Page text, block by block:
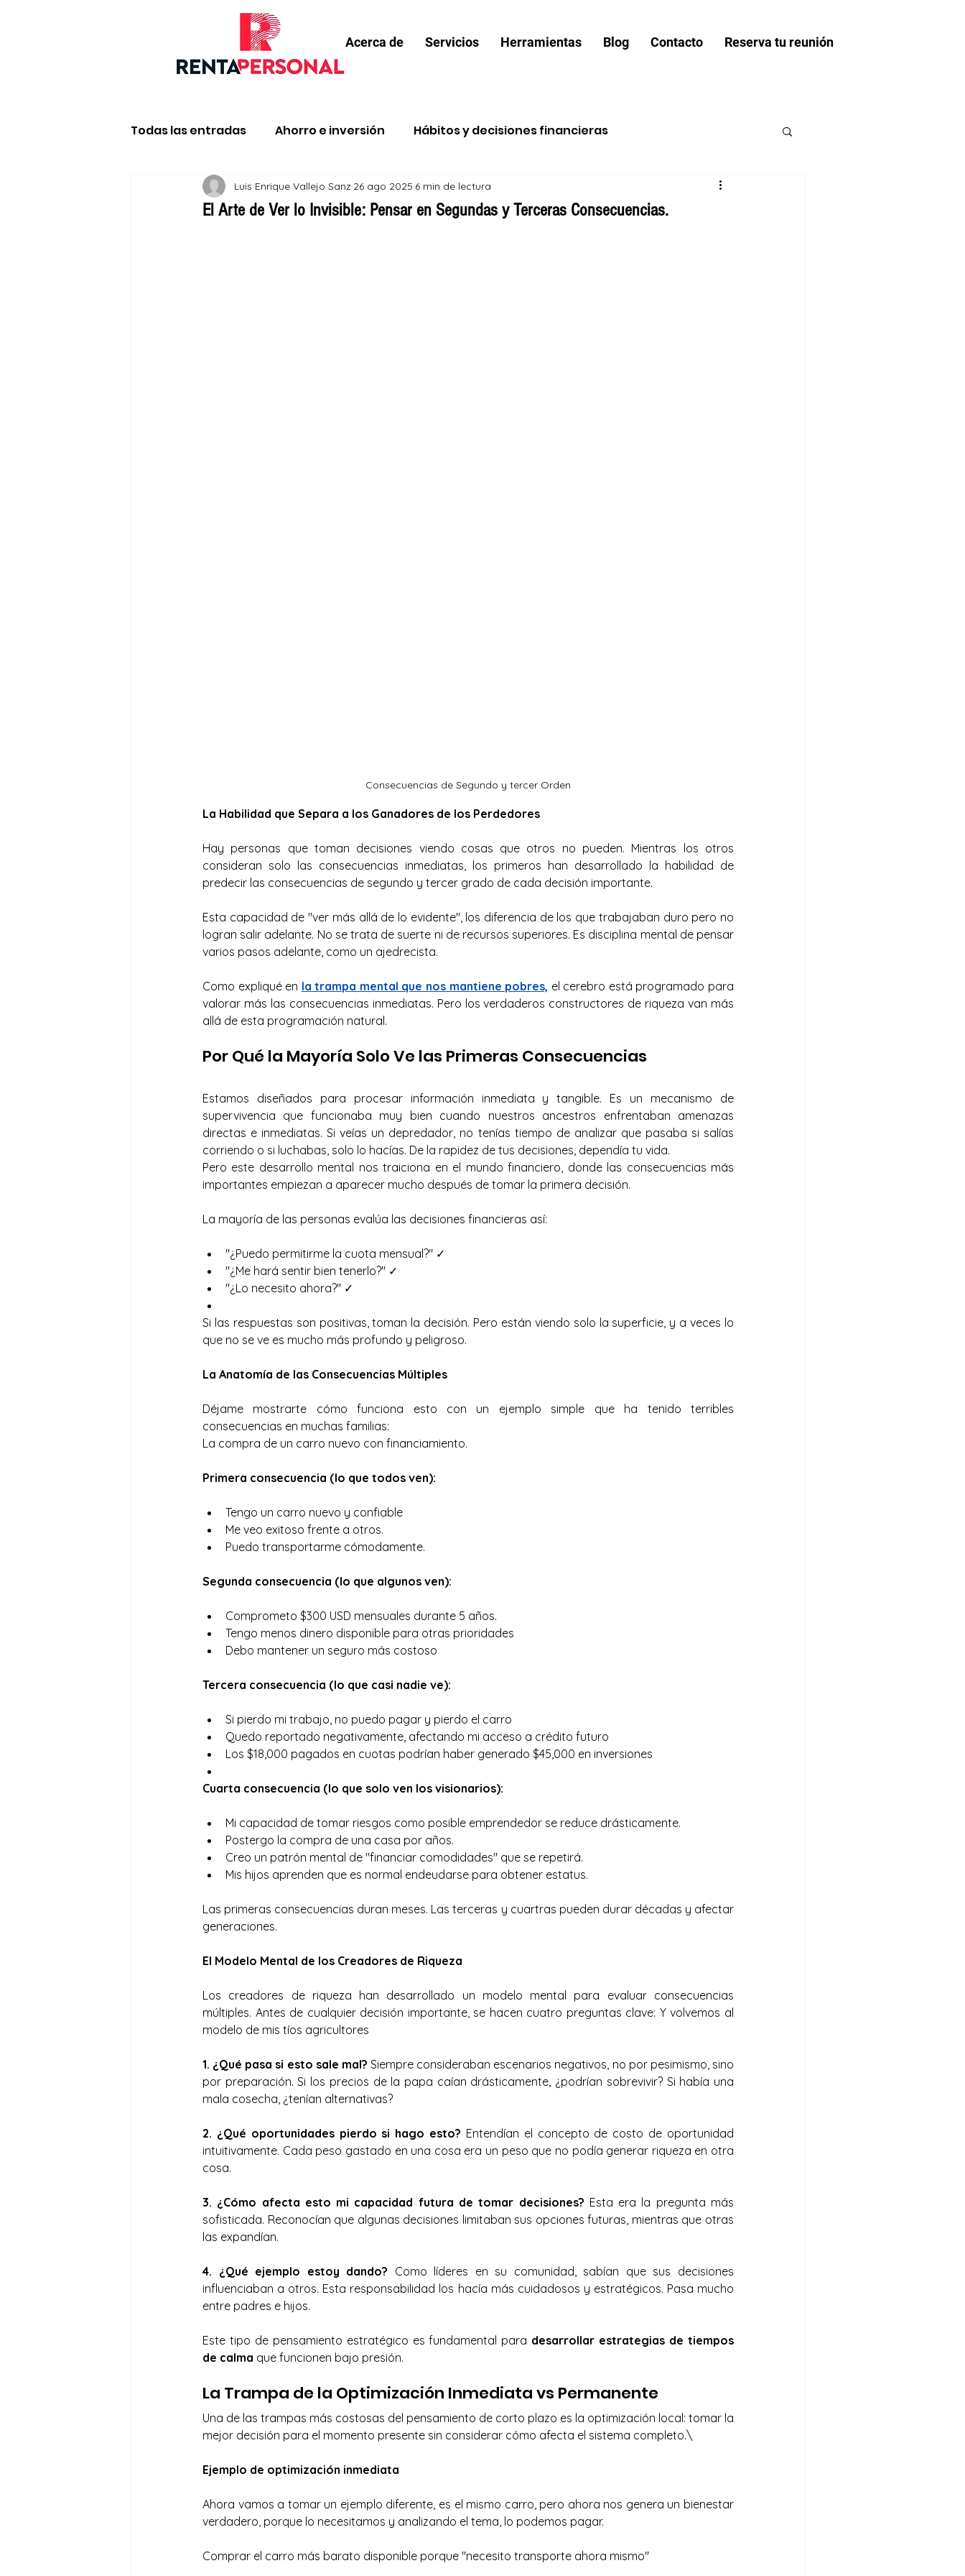
Acerca de Servicios Herramientas Blog Contacto Reserva tu reunión
Todas las entradas Ahorro e inversión Hábitos y decisiones financieras
Impuestos y declaración de renta Salir de deudas
El Arte de Ver lo Invisible: Pensar en Segundas y Terceras Consecuencias.
Luis Enrique Vallejo Sanz 26 ago 2025 6 min de lectura
Consecuencias de Segundo y tercer Orden
La Habilidad que Separa a los Ganadores de los Perdedores
Hay personas que toman decisiones viendo cosas que otros no pueden. Mientras los otros
consideran solo las consecuencias inmediatas, los primeros han desarrollado la habilidad de
predecir las consecuencias de segundo y tercer grado de cada decisión importante.
Esta capacidad de "ver más allá de lo evidente", los diferencia de los que trabajaban duro pero no
logran salir adelante. No se trata de suerte ni de recursos superiores. Es disciplina mental de pensar
varios pasos adelante, como un ajedrecista.
Como expliqué en la trampa mental que nos mantiene pobres, el cerebro está programado para
valorar más las consecuencias inmediatas. Pero los verdaderos constructores de riqueza van más
allá de esta programación natural.
Por Qué la Mayoría Solo Ve las Primeras Consecuencias
Estamos diseñados para procesar información inmediata y tangible. Es un mecanismo de
supervivencia que funcionaba muy bien cuando nuestros ancestros enfrentaban amenazas
directas e inmediatas. Si veías un depredador, no tenías tiempo de analizar que pasaba si salías
corriendo o si luchabas, solo lo hacías. De la rapidez de tus decisiones, dependía tu vida.
Pero este desarrollo mental nos traiciona en el mundo financiero, donde las consecuencias más
importantes empiezan a aparecer mucho después de tomar la primera decisión.
La mayoría de las personas evalúa las decisiones financieras así:
"¿Puedo permitirme la cuota mensual?" ✓
"¿Me hará sentir bien tenerlo?" ✓
"¿Lo necesito ahora?" ✓
Si las respuestas son positivas, toman la decisión. Pero están viendo solo la superficie, y a veces lo
que no se ve es mucho más profundo y peligroso.
La Anatomía de las Consecuencias Múltiples
Déjame mostrarte cómo funciona esto con un ejemplo simple que ha tenido terribles
consecuencias en muchas familias:
La compra de un carro nuevo con financiamiento.
Primera consecuencia (lo que todos ven):
Tengo un carro nuevo y confiable
Me veo exitoso frente a otros.
Puedo transportarme cómodamente.
Segunda consecuencia (lo que algunos ven):
Comprometo $300 USD mensuales durante 5 años.
Tengo menos dinero disponible para otras prioridades
Debo mantener un seguro más costoso
Tercera consecuencia (lo que casi nadie ve):
Si pierdo mi trabajo, no puedo pagar y pierdo el carro
Quedo reportado negativamente, afectando mi acceso a crédito futuro
Los $18,000 pagados en cuotas podrían haber generado $45,000 en inversiones
Cuarta consecuencia (lo que solo ven los visionarios):
Mi capacidad de tomar riesgos como posible emprendedor se reduce drásticamente.
Postergo la compra de una casa por años.
Creo un patrón mental de "financiar comodidades" que se repetirá.
Mis hijos aprenden que es normal endeudarse para obtener estatus.
Las primeras consecuencias duran meses. Las terceras y cuartras pueden durar décadas y afectar
generaciones.
El Modelo Mental de los Creadores de Riqueza
Los creadores de riqueza han desarrollado un modelo mental para evaluar consecuencias
múltiples. Antes de cualquier decisión importante, se hacen cuatro preguntas clave: Y volvemos al
modelo de mis tíos agricultores
1. ¿Qué pasa si esto sale mal? Siempre consideraban escenarios negativos, no por pesimismo, sino
por preparación. Si los precios de la papa caían drásticamente, ¿podrían sobrevivir? Si había una
mala cosecha, ¿tenían alternativas?
2. ¿Qué oportunidades pierdo si hago esto? Entendían el concepto de costo de oportunidad
intuitivamente. Cada peso gastado en una cosa era un peso que no podía generar riqueza en otra
cosa.
3. ¿Cómo afecta esto mi capacidad futura de tomar decisiones? Esta era la pregunta más
sofisticada. Reconocían que algunas decisiones limitaban sus opciones futuras, mientras que otras
las expandían.
4. ¿Qué ejemplo estoy dando? Como líderes en su comunidad, sabían que sus decisiones
influenciaban a otros. Esta responsabilidad los hacía más cuidadosos y estratégicos. Pasa mucho
entre padres e hijos.
Este tipo de pensamiento estratégico es fundamental para desarrollar estrategias de tiempos
de calma que funcionen bajo presión.
La Trampa de la Optimización Inmediata vs Permanente
Una de las trampas más costosas del pensamiento de corto plazo es la optimización local: tomar la
mejor decisión para el momento presente sin considerar cómo afecta el sistema completo.\
Ejemplo de optimización inmediata
Ahora vamos a tomar un ejemplo diferente, es el mismo carro, pero ahora nos genera un bienestar
verdadero, porque lo necesitamos y analizando el tema, lo podemos pagar.
Comprar el carro más barato disponible porque "necesito transporte ahora mismo"